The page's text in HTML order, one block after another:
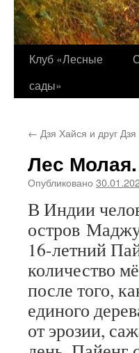
Клуб «Лесные
сады»
← Дзя Хайся и друг
Лес
Опубликовано
В Индии
остров
16-летний
количество
после того,
единого
от эрозии,